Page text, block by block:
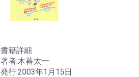
書籍詳細
著者:木暮太一
発行:2003年1月15日